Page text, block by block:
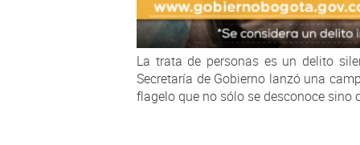
La trata de personas es un delito
Secretaría de Gobierno lanzó una
flagelo que no sólo se desconoce sino